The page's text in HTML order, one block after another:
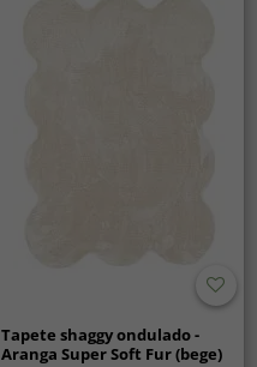
Tapete shaggy ondulado -
Aranga Super Soft Fur (bege)